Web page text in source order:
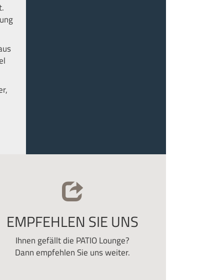
EMPFEHLEN SIE UNS
Ihnen gefällt die PATIO Lounge?
Dann empfehlen Sie uns weiter.